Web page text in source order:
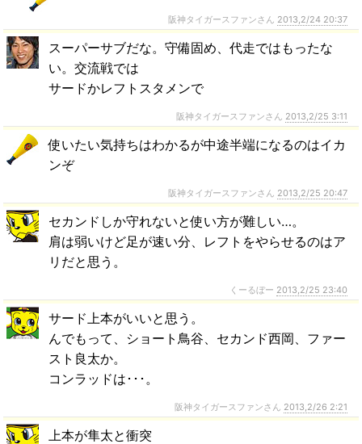
阪神タイガースファンさん 2013,2/24 20:37
スーパーサブだな。守備固め、代走ではもったな
い。交流戦では
サードかレフトスタメンで
阪神タイガースファンさん 2013,2/25 3:11
使いたい気持ちはわかるが中途半端になるのはイカ
ンぞ
阪神タイガースファンさん 2013,2/25 20:47
セカンドしか守れないと使い方が難しい…。
肩は弱いけど足が速い分、レフトをやらせるのはア
リだと思う。
くーるぼー 2013,2/25 23:40
サード上本がいいと思う。
んでもって、ショート鳥谷、セカンド西岡、ファー
スト良太か。
コンラッドは･･･。
阪神タイガースファンさん 2013,2/26 2:21
上本が隼太と衝突